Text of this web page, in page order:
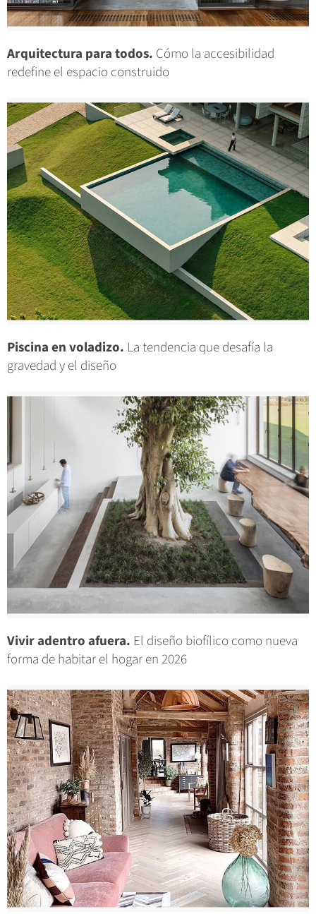
Arquitectura para todos. Cómo la accesibilidad
redefine el espacio construido
Piscina en voladizo. La tendencia que desafía la
gravedad y el diseño
Vivir adentro afuera. El diseño biofílico como nueva
forma de habitar el hogar en 2026